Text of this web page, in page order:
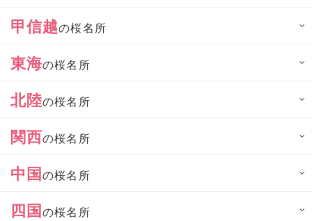
甲信越の桜名所
東海の桜名所
北陸の桜名所
関西の桜名所
中国の桜名所
四国の桜名所